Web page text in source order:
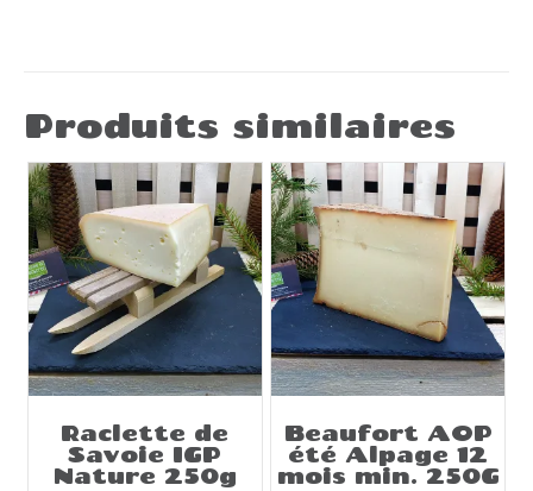
Produits similaires
Raclette de
Savoie IGP
Nature 250g
Beaufort AOP
été Alpage 12
mois min. 250G